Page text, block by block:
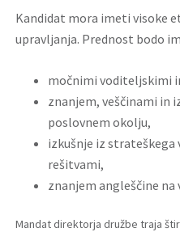
Kandidat mora imeti visoke
upravljanja. Prednost bodo
močnimi voditeljskimi
znanjem, veščinami in
poslovnem okolju,
izkušnje iz
rešitvami,
znanjem angleščine na
Mandat direktorja družbe traja